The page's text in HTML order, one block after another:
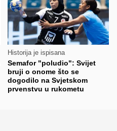
Historija je ispisana
Semafor "poludio": Svijet
bruji o onome što se
dogodilo na Svjetskom
prvenstvu u rukometu